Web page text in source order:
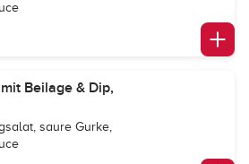
Beilage & Dip,
saure Gurke,